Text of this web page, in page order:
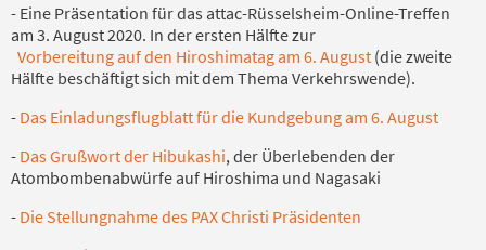
- Eine Präsentation für das attac-Rüsselsheim-Online-Treffen
am 3. August 2020. In der ersten Hälfte zur
Vorbereitung auf den Hiroshimatag am 6. August (die zweite
Hälfte beschäftigt sich mit dem Thema Verkehrswende).
- Das Einladungsflugblatt für die Kundgebung am 6. August
- Das Grußwort der Hibukashi, der Überlebenden der
Atombombenabwürfe auf Hiroshima und Nagasaki
- Die Stellungnahme des PAX Christi Präsidenten